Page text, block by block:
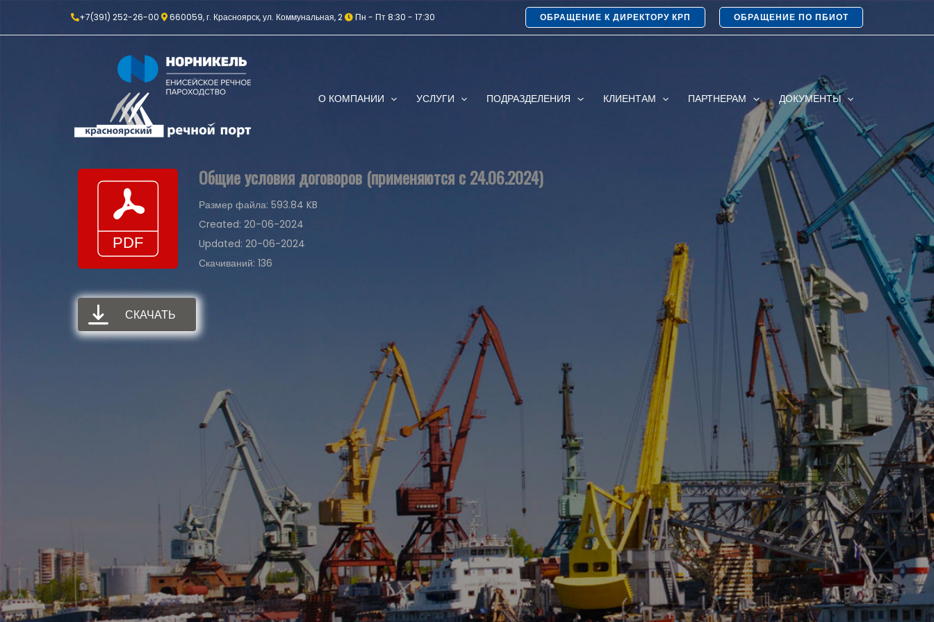
+7(391) 252-26-00 660059, г. Красноярск, ул. Коммунальная, 2 Пн - Пт 8:30 - 17:30 ОБРАЩЕНИЕ К ДИРЕКТОРУ КРП ОБРАЩЕНИЕ ПО ПБИОТ
О КОМПАНИИ УСЛУГИ ПОДРАЗДЕЛЕНИЯ КЛИЕНТАМ ПАРТНЕРАМ ДОКУМЕНТЫ
Общие условия договоров (применяются с 24.06.2024)
Размер файла: 593.84 KB
Created: 20-06-2024
Updated: 20-06-2024
Скачиваний: 136
СКАЧАТЬ